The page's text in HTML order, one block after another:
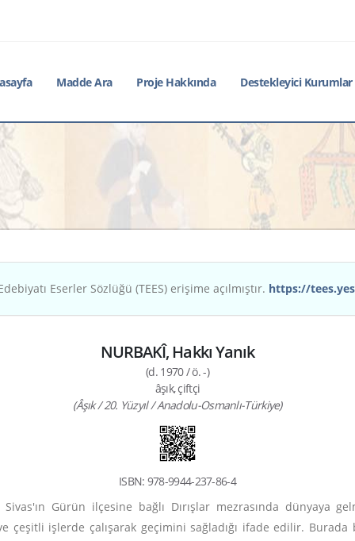
Madde Ara Proje Hakkında Destekleyici Kurumlar
Eserler Sözlüğü (TEES) erişime açılmıştır. https://
NURBAKÎ, Hakkı Yanık
(d. 1970 / ö. -)
âşık, çiftçi
(Âşık / 20. Yüzyıl / Anadolu-Osmanlı-Türkiye)
ISBN: 978-9944-237-86-4
Sivas'ın Gürün ilçesine bağlı Dırışlar mezrasında dünyaya
çeşitli işlerde çalışarak geçimini sağladığı ifade edilir.